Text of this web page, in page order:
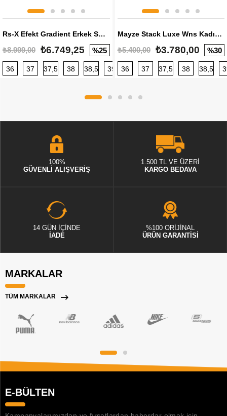
Rs-X Efekt Gradient Erkek Sneaker
₺8.999,00 ₺6.749,25 %25
36 37 37,5 38 38,5 39 40 40,5 41 42 42,5
Mayze Stack Luxe Wns Kadın Sneaker
₺5.400,00 ₺3.780,00 %30
36 37 37,5 38 38,5
100%
GÜVENLİ ALIŞVERİŞ
1.500 TL VE ÜZERİ
KARGO BEDAVA
14 GÜN İÇİNDE
İADE
%100 ORİJİNAL
ÜRÜN GARANTİSİ
MARKALAR
TÜM MARKALAR
E-BÜLTEN